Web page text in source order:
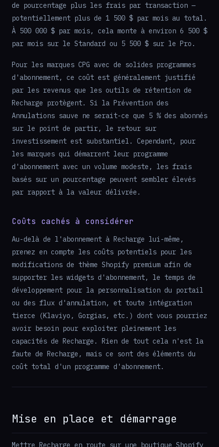
de pourcentage plus les frais par transaction —
potentiellement plus de 1 500 $ par mois au total.
À 500 000 $ par mois, cela monte à environ 6 500 $
par mois sur le Standard ou 5 500 $ sur le Pro.
Pour les marques CPG avec de solides programmes
d'abonnement, ce coût est généralement justifié
par les revenus que les outils de rétention de
Recharge protègent. Si la Prévention des
Annulations sauve ne serait-ce que 5 % des abonnés
sur le point de partir, le retour sur
investissement est substantiel. Cependant, pour
les marques qui démarrent leur programme
d'abonnement avec un volume modeste, les frais
basés sur un pourcentage peuvent sembler élevés
par rapport à la valeur délivrée.
Coûts cachés à considérer
Au-delà de l'abonnement à Recharge lui-même,
prenez en compte les coûts potentiels pour les
modifications de thème Shopify premium afin de
supporter les widgets d'abonnement, le temps de
développement pour la personnalisation du portail
ou des flux d'annulation, et toute intégration
tierce (Klaviyo, Gorgias, etc.) dont vous pourriez
avoir besoin pour exploiter pleinement les
capacités de Recharge. Rien de tout cela n'est la
faute de Recharge, mais ce sont des éléments du
coût total d'un programme d'abonnement.
Mise en place et démarrage
Mettre Recharge en route sur une boutique Shopify